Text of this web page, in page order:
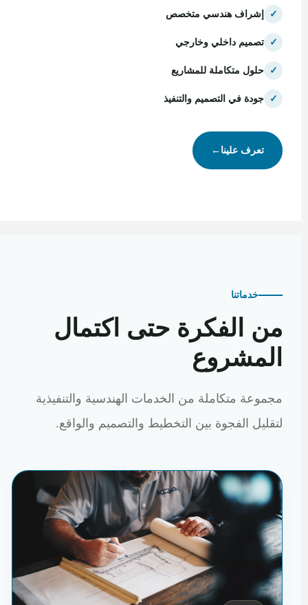
✓ إشراف هندسي متخصص
✓ تصميم داخلي وخارجي
✓ حلول متكاملة للمشاريع
✓ جودة في التصميم والتنفيذ
تعرف علينا←
خدماتنا
من الفكرة حتى اكتمال
المشروع
مجموعة متكاملة من الخدمات الهندسية والتنفيذية
لتقليل الفجوة بين التخطيط والتصميم والواقع.